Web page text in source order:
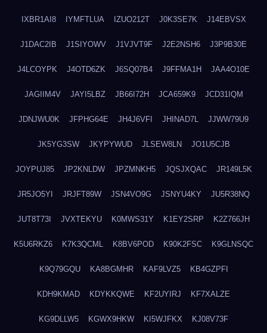
IXBR1AI8 IYMFTLUA IZUO212T J0K3SE7K J14EBVSX
J1DAC2IB J1SIYOWV J1VJVT9F J2E2NSH6 J3P9B30E
J4LCOYPK J4OTD6ZK J6SQ07B4 J9FFMA1H JAA4O10E
JAGIIM4V JAYI5LBZ JB66I72H JCA659K9 JCD31IQM
JDNJWU0K JFPHG64E JH4J6VFI JHINAD7L JJWW79U9
JK5YG3SW JKYPYWUD JLSEW8LN JO1U5CJB
JOYPUJ85 JP2KNLDW JPZMNKH5 JQSJXQAC JR149L5K
JR5JO5YI JRJFT89W JSN4VO9G JSNYU4KY JU5R38NQ
JUT8T73I JVXTEKYU K0MWS31Y K1EY2SRP K2Z766JH
K5U6RKZ6 K7K3QCML K8BV6POD K90K2FSC K9GLNSQC
K9Q79GQU KA8BGMHR KAF9LVZ5 KB4GZPFI
KDH9KMAD KDYKKQWE KF2UYIRJ KF7XALZE
KG9DLLW5 KGWX9HKW KI5WJFKX KJ08V73F